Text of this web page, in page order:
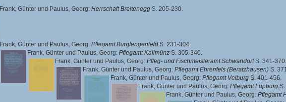
Frank, Günter und Paulus, Georg: Herrschaft Breitenegg S. 205-230.
Frank, Günter und Paulus, Georg: Pflegamt Burglengenfeld S. 231-304.
Frank, Günter und Paulus, Georg: Pflegamt Kallmünz S. 305-340.
Frank, Günter und Paulus, Georg: Pfleg- und Fischmeisteramt SchwandorfS. 341-370.
Frank, Günter und Paulus, Georg: Pflegamt Ehrenfels (Beratzhausen) S.
Frank, Günter und Paulus, Georg: Pflegamt Velburg S. 401-456.
Frank, Günter und Paulus, Georg: Pflegamt Lupburg
Frank, Günter und Paulus, Georg: Pflegamt